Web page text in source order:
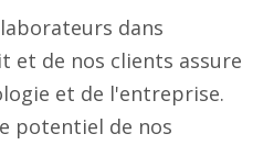
dans
de nos clients assure
et de l'entreprise.
potentiel de nos